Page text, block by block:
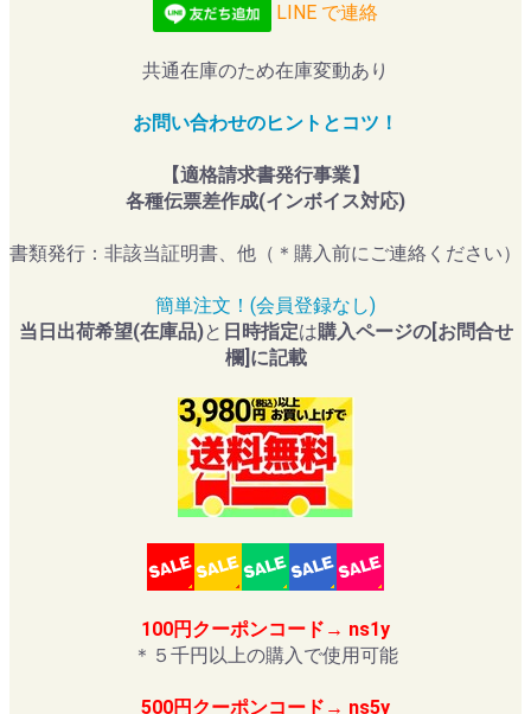
LINE で連絡
共通在庫のため在庫変動あり
お問い合わせのヒントとコツ！
【適格請求書発行事業】
各種伝票差作成(インボイス対応)
書類発行：非該当証明書、他（＊購入前にご連絡ください）
簡単注文！(会員登録なし)
当日出荷希望(在庫品)と 日時指定は購入ページの[お問合せ
欄]に記載
100円クーポンコード→ ns1y
＊５千円以上の購入で使用可能
500円クーポンコード→ ns5y